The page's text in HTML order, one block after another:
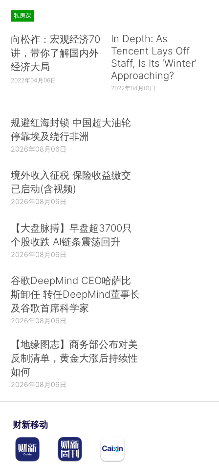
私房课
向松祚：宏观经济70
讲，带你了解国内外
经济大局
2022年04月06日
In Depth: As
Tencent Lays Off
Staff, Is Its ‘Winter’
Approaching?
2022年04月01日
规避红海封锁 中国超大油轮
停靠埃及绕行非洲
2026年08月06日
境外收入征税 保险收益缴交
已启动(含视频)
2026年08月06日
【大盘脉搏】早盘超3700只
个股收跌 AI链条震荡回升
2026年08月06日
谷歌DeepMind CEO哈萨比
斯卸任 转任DeepMind董事长
及谷歌首席科学家
2026年08月06日
【地缘图志】商务部公布对美
反制清单，黄金大涨后持续性
如何
2026年08月06日
财新移动